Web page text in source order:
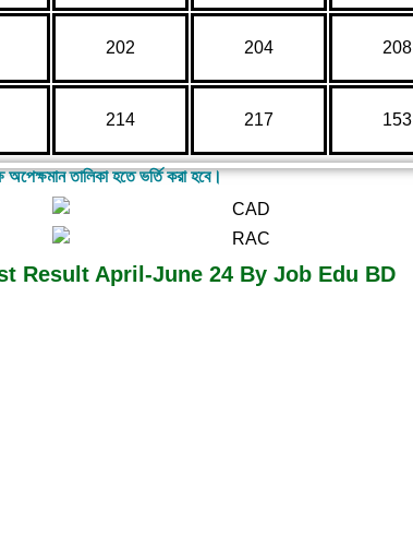
202 204 208
214 217 153
তালিকা হতে ভর্তি করা হবে।
Result April-June 24 By Job Edu BD